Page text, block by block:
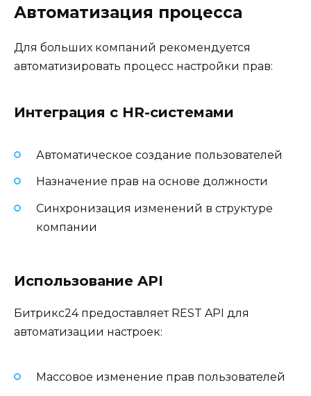
Автоматизация процесса
Для больших компаний рекомендуется
автоматизировать процесс настройки прав:
Интеграция с HR-системами
Автоматическое создание пользователей
Назначение прав на основе должности
Синхронизация изменений в структуре
компании
Использование API
Битрикс24 предоставляет REST API для
автоматизации настроек:
Массовое изменение прав пользователей